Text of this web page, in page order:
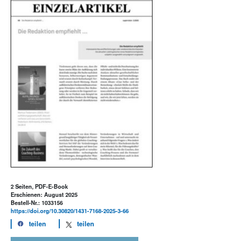
2 Seiten, PDF-E-Book
Erschienen: August 2025
Bestell-Nr.: 1033156
https://doi.org/10.30820/1431-7168-2025-3-66
teilen teilen